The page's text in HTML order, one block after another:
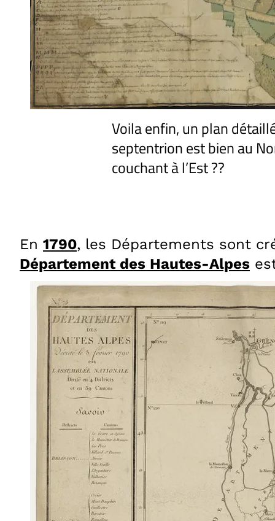
Voila enfin, un plan
septentrion est bien au
couchant à l’Est ??
En 1790, les Départements sont
Département des Hautes-Alpes